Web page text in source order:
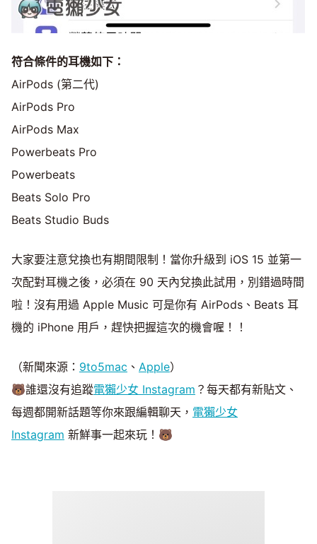
符合條件的耳機如下：
AirPods (第二代)
AirPods Pro
AirPods Max
Powerbeats Pro
Powerbeats
Beats Solo Pro
Beats Studio Buds
大家要注意兌換也有期間限制！當你升級到 iOS 15 並第一
次配對耳機之後，必須在 90 天內兌換此試用，別錯過時間
啦！沒有用過 Apple Music 可是你有 AirPods、Beats 耳
機的 iPhone 用戶，趕快把握這次的機會喔！！
（新聞來源： 9to5mac 、 Apple）
🐻誰還沒有追蹤電獺少女 Instagram ？每天都有新貼文、
每週都開新話題等你來跟編輯聊天， 電獺少女
Instagram 新鮮事一起來玩！🐻